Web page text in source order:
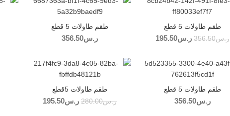
طقم طاولات 5 قطع
ر.س356.50
السعر الأصلي
ر.س195.50
طقم طاولات 5 قطع
ر.س356.50
طقم طاولات 5 قطع
ر.س356.50
طقم طاولات 5قطع
ر.س280.00
السعر الأصلي
ر.س195.50